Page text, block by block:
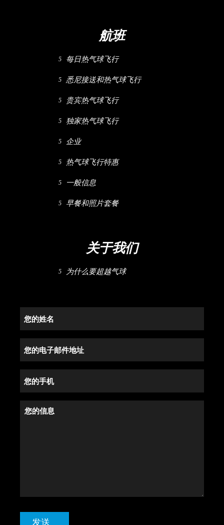
航班
每日热气球飞行
悉尼接送和热气球飞行
贵宾热气球飞行
独家热气球飞行
企业
热气球飞行特惠
一般信息
早餐和照片套餐
关于我们
为什么要超越气球
您
姓
名
(Required)
您
电
子
邮
件
您
手
机
您
发送